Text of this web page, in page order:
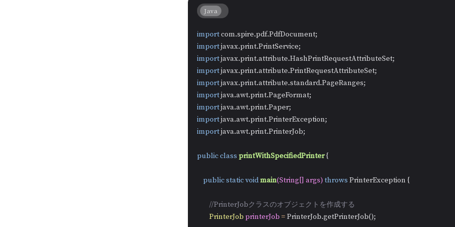
Java
import
import
import
import
import
import
import
import
import java.awt.print.PrinterJob;
publicclass printWithSpecifiedPrinter {
publicstaticvoidmain(String[] args) throws PrinterException {
//PrinterJobクラスのオブジェクトを作成する
PrinterJob printerJob = PrinterJob.getPrinterJob();